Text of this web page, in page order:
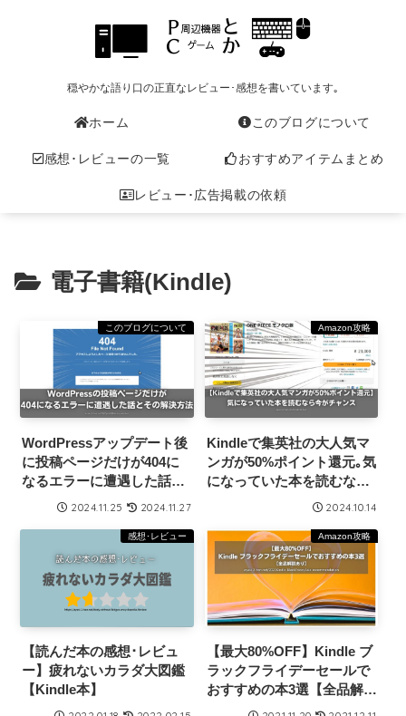
穏やかな語り口の正直なレビュー･感想を書いています｡
ホーム このブログについて
感想･レビューの一覧 おすすめアイテムまとめ
レビュー･広告掲載の依頼
電子書籍(Kindle)
このブログについて
WordPressアップデート後
に投稿ページだけが404に
なるエラーに遭遇した話と
その解決方法2024.11.25 2024.11.27
Amazon攻略
Kindleで集英社の大人気マ
ンガが50%ポイント還元｡気
になっていた本を読むなら
今がチャンス【10月16日ま
2024.10.14
感想･レビュー
【読んだ本の感想･レビュ
ー】疲れないカラダ大図鑑
【Kindle本】
Amazon攻略
【最大80%OFF】Kindle ブ
ラックフライデーセールで
おすすめの本3選【全品解説